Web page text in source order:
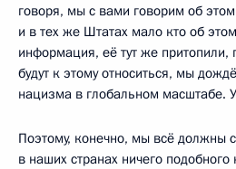
говоря, мы с вами говорим об
и в тех же Штатах мало кто об
информация, её тут же притопили,
будут к этому относиться, мы
нацизма в глобальном масштабе.
Поэтому, конечно, мы всё должны
в наших странах ничего